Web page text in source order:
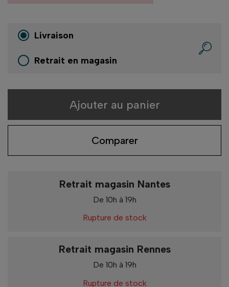
Livraison
Retrait en magasin
Ajouter au panier
Comparer
Retrait magasin Nantes
De 10h à 19h
Rupture de stock
Retrait magasin Rennes
De 10h à 19h
Rupture de stock